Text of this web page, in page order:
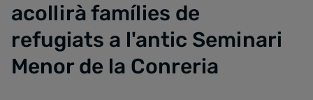
acollirà famílies de
refugiats a l'antic Seminari
Menor de la Conreria